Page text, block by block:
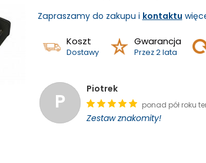
Zapraszamy do zakupu i kontaktu
Koszt
Dostawy
Gwarancja
Przez 2 lata
P
Piotrek
ponad pół roku
Zestaw znakomity!